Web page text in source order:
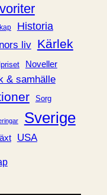
Historia
liv Kärlek
Noveller
& samhälle
Sorg
Sverige
USA